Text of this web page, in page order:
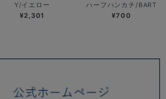
Y/イエロー
¥2,301
ハーフハンカチ/BART
¥700